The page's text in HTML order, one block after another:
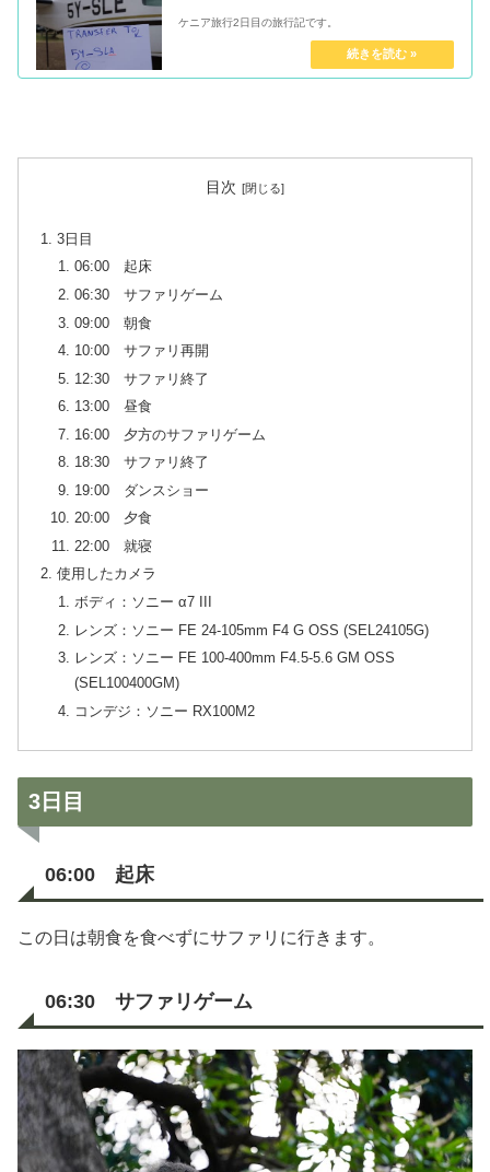
ケニア旅行2日目の旅行記です。
目次
3日目
06:00 起床
06:30 サファリゲーム
09:00 朝食
10:00 サファリ再開
12:30 サファリ終了
13:00 昼食
16:00 夕方のサファリゲーム
18:30 サファリ終了
19:00 ダンスショー
20:00 夕食
22:00 就寝
使用したカメラ
ボディ：ソニー α7 III
レンズ：ソニー FE 24-105mm F4 G OSS (SEL24105G)
レンズ：ソニー FE 100-400mm F4.5-5.6 GM OSS
(SEL100400GM)
コンデジ：ソニー RX100M2
3日目
06:00 起床
この日は朝食を食べずにサファリに行きます。
06:30 サファリゲーム